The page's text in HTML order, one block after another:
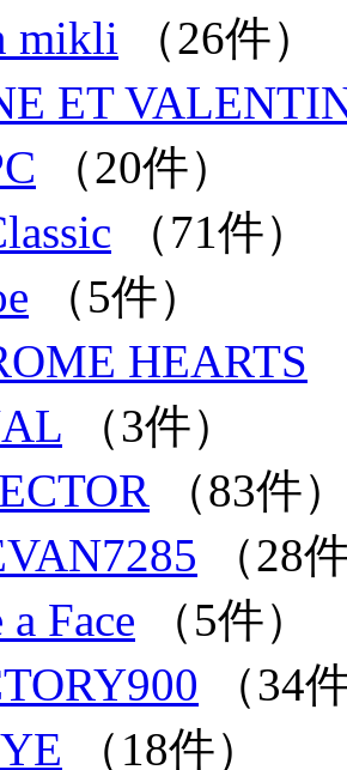
mikli （26件）
ET
（20件）
（71件）
（5件）
HEARTS
（3件）
（83件
（28
a Face （5件）
（34
（18件）